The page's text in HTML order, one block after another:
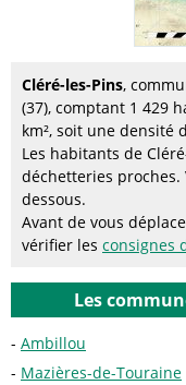
Cléré-les-Pins,
(37), comptant 1 429
km², soit une densité
Les habitants de
déchetteries
dessous.
Avant de vous
vérifier les consignes
Les
Ambillou
Mazières-de-Touraine